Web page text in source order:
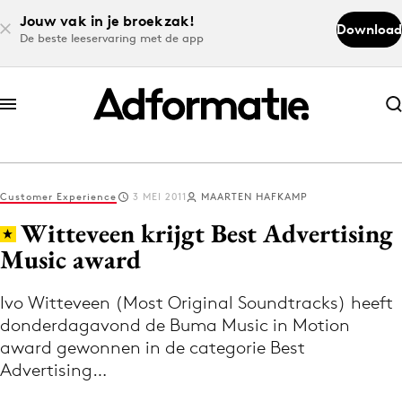
Jouw vak in je broekzak!
De beste leeservaring met de app
Download
Abonneer nu
Abonneer nu
Log in
Volg het laatste nieuws via de Adformatie
Nieuws app
Customer Experience 3 MEI 2011 MAARTEN HAFKAMP
Witteveen krijgt Best Advertising
Music award
Ivo Witteveen (Most Original Soundtracks) heeft
donderdagavond de Buma Music in Motion
award gewonnen in de categorie Best
Advertising…